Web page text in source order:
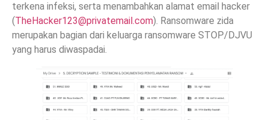
terkena infeksi, serta menambahkan alamat email hacker
(TheHacker123@privatemail.com). Ransomware zida
merupakan bagian dari keluarga ransomware STOP/DJVU
yang harus diwaspadai.